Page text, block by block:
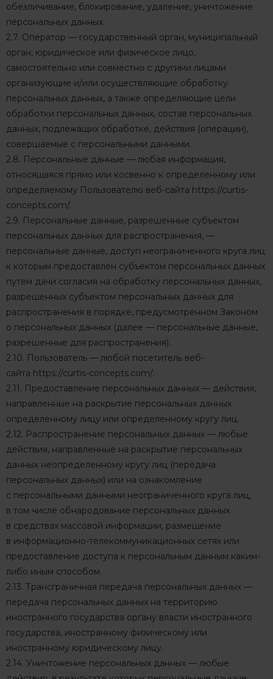
обезличивание, блокирование, удаление, уничтожение
персональных данных.
2.7. Оператор — государственный орган, муниципальный
орган, юридическое или физическое лицо,
самостоятельно или совместно с другими лицами
организующие и/или осуществляющие обработку
персональных данных, а также определяющие цели
обработки персональных данных, состав персональных
данных, подлежащих обработке, действия (операции),
совершаемые с персональными данными.
2.8. Персональные данные — любая информация,
относящаяся прямо или косвенно к определенному или
определяемому Пользователю веб-сайта https://curtis-
concepts.com/.
2.9. Персональные данные, разрешенные субъектом
персональных данных для распространения, —
персональные данные, доступ неограниченного круга лиц
к которым предоставлен субъектом персональных данных
путем дачи согласия на обработку персональных данных,
разрешенных субъектом персональных данных для
распространения в порядке, предусмотренном Законом
о персональных данных (далее — персональные данные,
разрешенные для распространения).
2.10. Пользователь — любой посетитель веб-
сайта https://curtis-concepts.com/.
2.11. Предоставление персональных данных — действия,
направленные на раскрытие персональных данных
определенному лицу или определенному кругу лиц.
2.12. Распространение персональных данных — любые
действия, направленные на раскрытие персональных
данных неопределенному кругу лиц (передача
персональных данных) или на ознакомление
с персональными данными неограниченного круга лиц,
в том числе обнародование персональных данных
в средствах массовой информации, размещение
в информационно-телекоммуникационных сетях или
предоставление доступа к персональным данным каким-
либо иным способом.
2.13. Трансграничная передача персональных данных —
передача персональных данных на территорию
иностранного государства органу власти иностранного
государства, иностранному физическому или
иностранному юридическому лицу.
2.14. Уничтожение персональных данных — любые